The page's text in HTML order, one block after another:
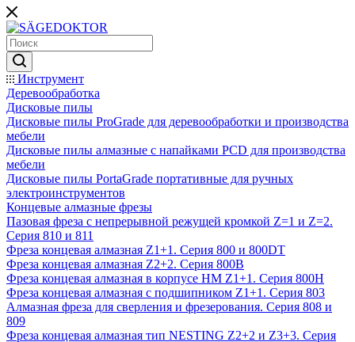
Инструмент
Деревообработка
Дисковые пилы
Дисковые пилы ProGrade для деревообработки и производства
мебели
Дисковые пилы алмазные с напайками PCD для производства
мебели
Дисковые пилы PortaGrade портативные для ручных
электроинструментов
Концевые алмазные фрезы
Пазовая фреза с непрерывной режущей кромкой Z=1 и Z=2.
Серия 810 и 811
Фреза концевая алмазная Z1+1. Серия 800 и 800DT
Фреза концевая алмазная Z2+2. Серия 800B
Фреза концевая алмазная в корпусе НМ Z1+1. Серия 800H
Фреза концевая алмазная с подшипником Z1+1. Серия 803
Алмазная фреза для сверления и фрезерования. Серия 808 и
809
Фреза концевая алмазная тип NESTING Z2+2 и Z3+3. Серия